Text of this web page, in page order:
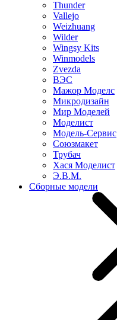
Thunder
Vallejo
Weizhuang
Wilder
Wingsy Kits
Winmodels
Zvezda
ВЭС
Мажор Моделс
Микродизайн
Мир Моделей
Моделист
Модель-Сервис
Союзмакет
Трубач
Хася Моделист
Э.В.М.
Сборные модели